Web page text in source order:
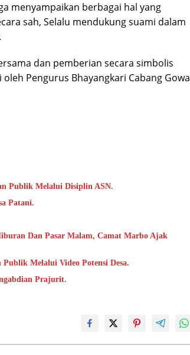
menyampaikan berbagai hal yang
sah, Selalu mendukung suami dalam
dan pemberian secara simbolis
Pengurus Bhayangkari Cabang Gowa
Publik Melalui Disiplin ASN.
Patani.
Dan Pasar Malam, Camat Marbo Ajak
Melalui Video Potensi Desa.
Prajurit.